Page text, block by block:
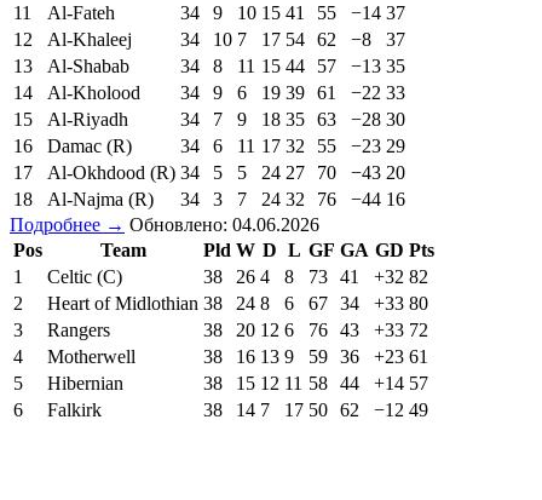
11
Al-Fateh 34 9 10 15 41 55 −14 37
12
Al-Khaleej 34 10 7 17 54 62 −8
37
13
Al-Shabab 34 8 11 15 44 57 −13 35
14
Al-Kholood 34 9 6 19 39 61 −22 33
15
Al-Riyadh 34 7 9 18 35 63 −28 30
16
Damac (R) 34 6 11 17 32 55 −23 29
17
Al-Okhdood (R) 34 5 5 24 27 70 −43 20
18
Al-Najma (R) 34 3 7 24 32 76 −44 16
Подробнее → Обновлено: 04.06.2026
Pos
Team Pld W D L GF GA GD Pts
1
Celtic (C) 38 26 4 8 73 41 +32 82
2
Heart of Midlothian 38 24 8 6 67 34 +33 80
3
Rangers 38 20 12 6 76 43 +33 72
4
Motherwell 38 16 13 9 59 36 +23 61
5
Hibernian 38 15 12 11 58 44 +14 57
6
Falkirk 38 14 7 17 50 62 −12 49